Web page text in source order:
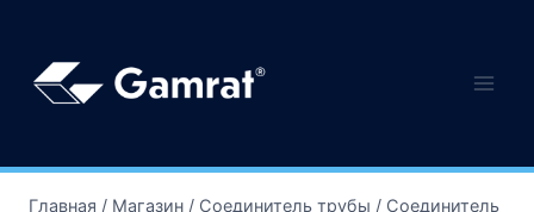
Главная / Магазин / Соединитель трубы / Соединитель